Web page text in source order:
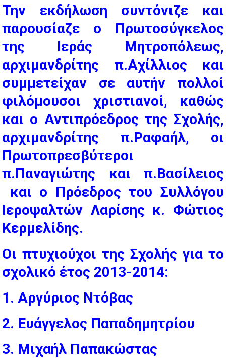
Την εκδήλωση συντόνιζε και
παρουσίαζε ο Πρωτοσύγκελος
της Ιεράς Μητροπόλεως,
αρχιμανδρίτης π.Αχίλλιος και
συμμετείχαν σε αυτήν πολλοί
φιλόμουσοι χριστιανοί, καθώς
και ο Αντιπρόεδρος της Σχολής,
αρχιμανδρίτης π.Ραφαήλ, οι
Πρωτοπρεσβύτεροι
π.Παναγιώτης και π.Βασίλειος
και ο Πρόεδρος του Συλλόγου
Ιεροψαλτών Λαρίσης κ. Φώτιος
Κερμελίδης.
Οι πτυχιούχοι της Σχολής για το
σχολικό έτος 2013-2014:
1. Αργύριος Ντόβας
2. Ευάγγελος Παπαδημητρίου
3. Μιχαήλ Παπακώστας